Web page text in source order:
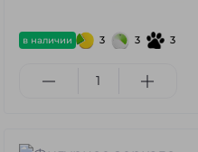
в наличии 3 3 3